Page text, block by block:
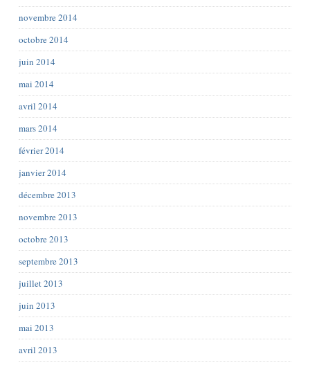
novembre 2014
octobre 2014
juin 2014
mai 2014
avril 2014
mars 2014
février 2014
janvier 2014
décembre 2013
novembre 2013
octobre 2013
septembre 2013
juillet 2013
juin 2013
mai 2013
avril 2013